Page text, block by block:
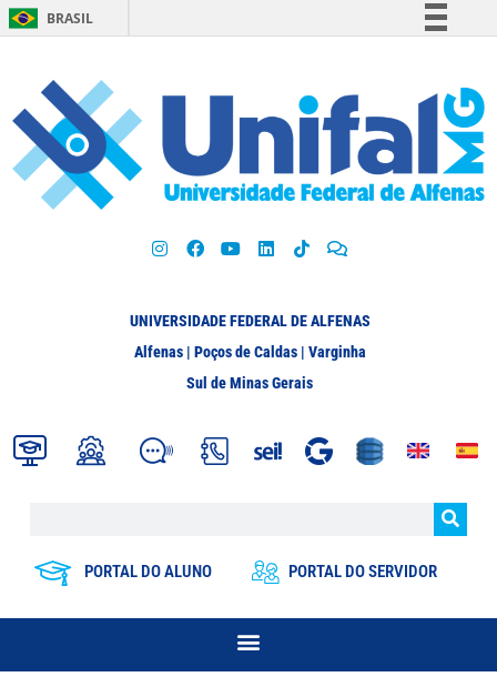
BRASIL
Participe
Acesso à informação
Legislação
UNIVERSIDADE FEDERAL DE ALFENAS
Alfenas | Poços de Caldas | Varginha
Sul de Minas Gerais
PORTAL DO ALUNO PORTAL DO SERVIDOR